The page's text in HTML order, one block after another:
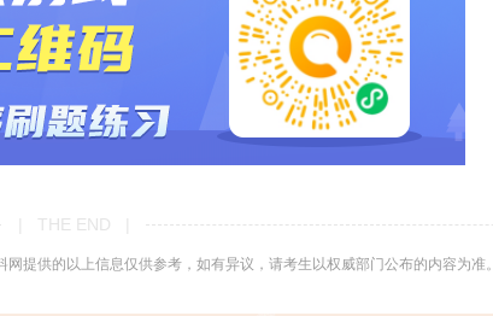
| THE END |
提供的以上信息仅供参考，如有异议，请考生以权威部门公布的内容为准。